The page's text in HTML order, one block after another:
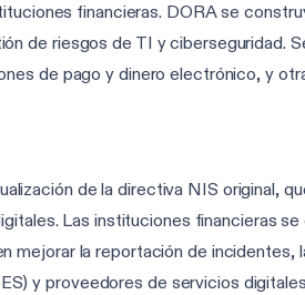
financieras. DORA se
de riesgos de TI y ciberseguridad.
de pago y dinero electrónico, y
de la directiva NIS original,
Las instituciones financieras
la reportación de
y proveedores de servicios